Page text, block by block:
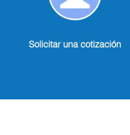
Solicitar
una
cotización
Solicitar una cotización